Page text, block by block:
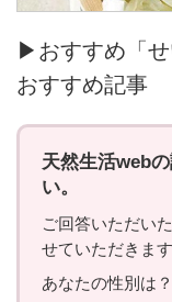
▶おすすめ「
おすすめ記事